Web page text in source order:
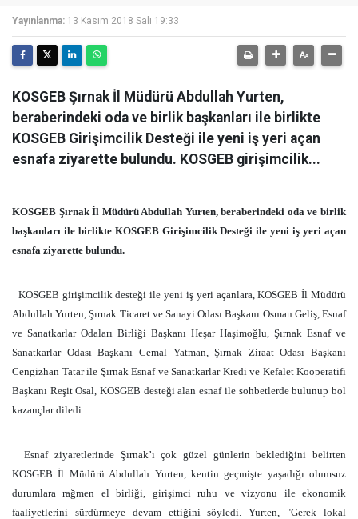
Yayınlanma: 13 Kasım 2018 Salı 19:33
KOSGEB Şırnak İl Müdürü Abdullah Yurten,
beraberindeki oda ve birlik başkanları ile birlikte
KOSGEB Girişimcilik Desteği ile yeni iş yeri açan
esnafa ziyarette bulundu. KOSGEB girişimcilik...
KOSGEB Şırnak İl Müdürü Abdullah Yurten, beraberindeki oda ve birlik
başkanları ile birlikte KOSGEB Girişimcilik Desteği ile yeni iş yeri açan
esnafa ziyarette bulundu.
KOSGEB girişimcilik desteği ile yeni iş yeri açanlara, KOSGEB İl Müdürü
Abdullah Yurten, Şırnak Ticaret ve Sanayi Odası Başkanı Osman Geliş, Esnaf
ve Sanatkarlar Odaları Birliği Başkanı Heşar Haşimoğlu, Şırnak Esnaf ve
Sanatkarlar Odası Başkanı Cemal Yatman, Şırnak Ziraat Odası Başkanı
Cengizhan Tatar ile Şırnak Esnaf ve Sanatkarlar Kredi ve Kefalet Kooperatifi
Başkanı Reşit Osal, KOSGEB desteği alan esnaf ile sohbetlerde bulunup bol
kazançlar diledi.
Esnaf ziyaretlerinde Şırnak’ı çok güzel günlerin beklediğini belirten
KOSGEB İl Müdürü Abdullah Yurten, kentin geçmişte yaşadığı olumsuz
durumlara rağmen el birliği, girişimci ruhu ve vizyonu ile ekonomik
faaliyetlerini sürdürmeye devam ettiğini söyledi. Yurten, "Gerek lokal